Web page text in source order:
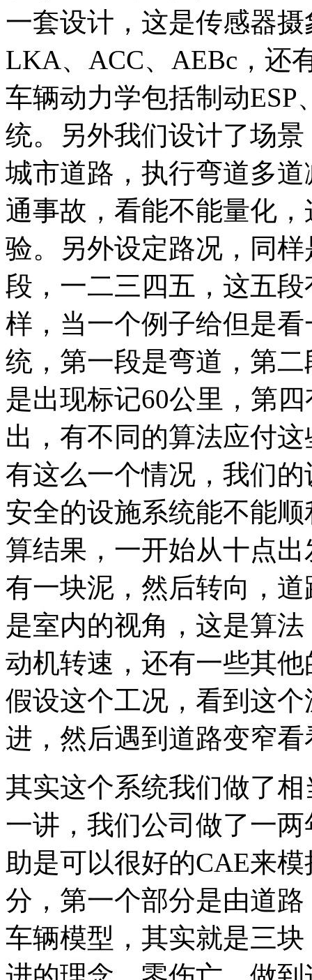
一套设计，这是传感器
LKA、ACC、AEBc，还
车辆动力学包括制动
统。另外我们设计了场
城市道路，执行弯道多
通事故，看能不能量化
验。另外设定路况，同
段，一二三四五，这五
样，当一个例子给但是
统，第一段是弯道，第
是出现标记60公里，第
出，有不同的算法应付
有这么一个情况，我们
安全的设施系统能不能
算结果，一开始从十点
有一块泥，然后转向，
是室内的视角，这是算
动机转速，还有一些其
假设这个工况，看到这
进，然后遇到道路变窄
其实这个系统我们做了
一讲，我们公司做了一
助是可以很好的CAE来
分，第一个部分是由道
车辆模型，其实就是三